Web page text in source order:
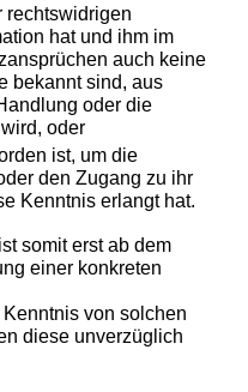
rechtswidrigen
hat und ihm im
auch keine
bekannt sind, aus
oder die
oder
ist, um die
den Zugang zu ihr
Kenntnis erlangt hat.
somit erst ab dem
einer konkreten
von solchen
diese unverzüglich